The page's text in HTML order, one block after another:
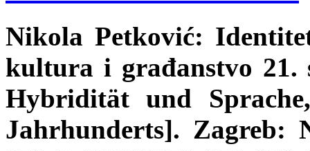
Nikola Petković:
kultura i građanstvo 21.
Hybridität und
Jahrhunderts]. Zagreb: